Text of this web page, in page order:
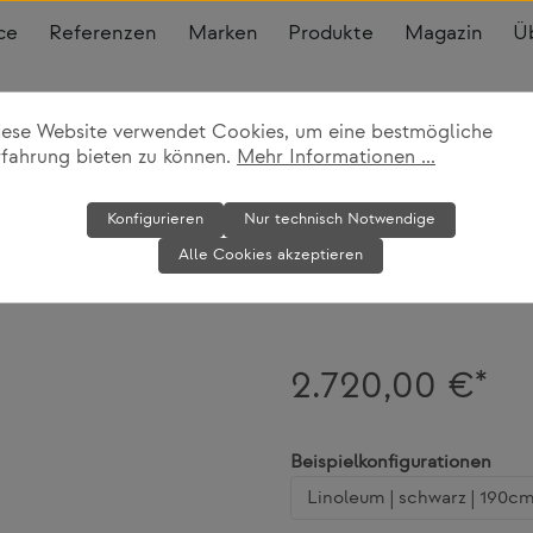
Referenzen Marken Produkte Magazin
Schreibtisch
2.720,00 €*
Beispielkonfigurationen
Website verwendet Cookies, um eine bestmögliche
bieten zu können. Mehr Informationen ...
Nur technisch Notwendige
Konfigurieren
Alle Cookies akzeptieren